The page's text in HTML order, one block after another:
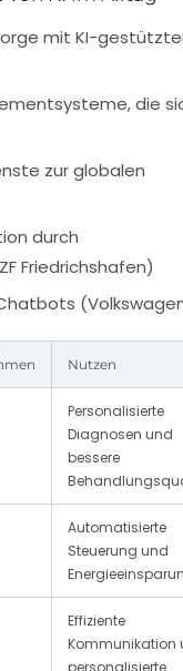
mit KI-
die
zur globalen
durch
Friedrichshafen)
Nutzen
Personalisierte
Diagnosen und
bessere
Automatisierte
Steuerung und
Effiziente
Kommunikation